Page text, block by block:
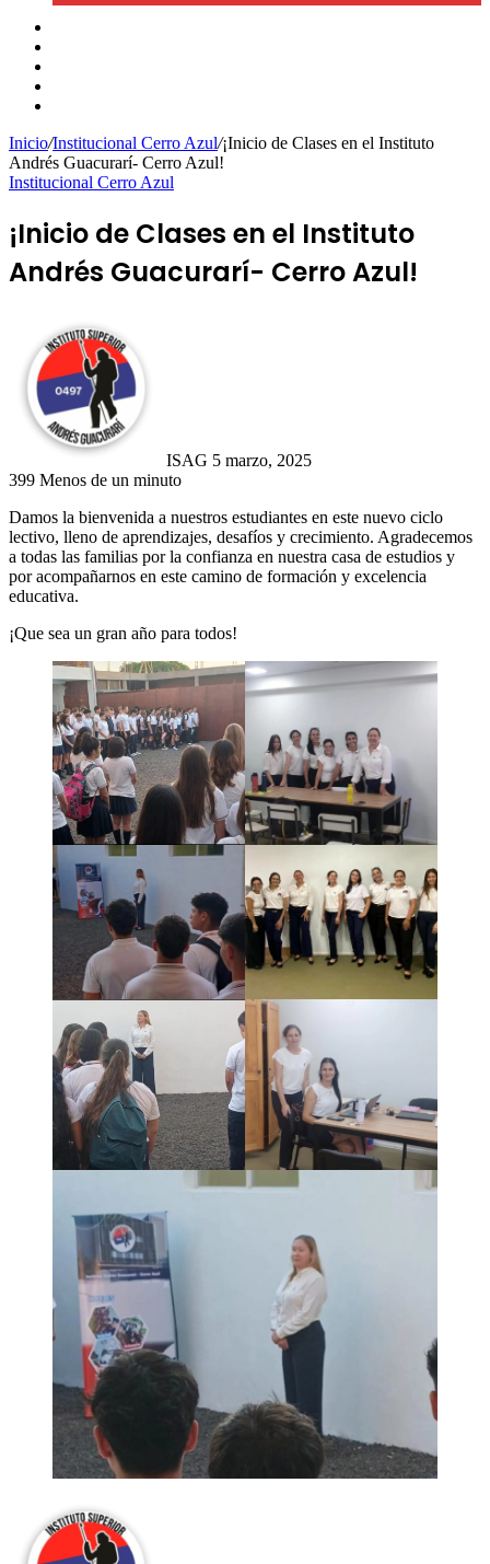
Inicio/Institucional Cerro Azul/¡Inicio de Clases en el Instituto
Andrés Guacurarí- Cerro Azul!
Institucional Cerro Azul
¡Inicio de Clases en el Instituto
Andrés Guacurarí- Cerro Azul!
ISAG 5 marzo, 2025
399 Menos de un minuto
Damos la bienvenida a nuestros estudiantes en este nuevo ciclo
lectivo, lleno de aprendizajes, desafíos y crecimiento. Agradecemos
a todas las familias por la confianza en nuestra casa de estudios y
por acompañarnos en este camino de formación y excelencia
educativa.
¡Que sea un gran año para todos!